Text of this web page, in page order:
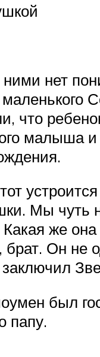
нет
что
малыша и
Мы чуть
же
Он не
был
папу.